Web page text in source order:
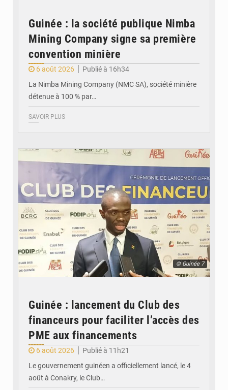
Guinée : la société publique Nimba
Mining Company signe sa première
convention minière
6 août 2026
Publié à 16h34
La Nimba Mining Company (NMC SA), société minière
détenue à 100 % par…
SAVOIR PLUS
© Guinée 7
Guinée : lancement du Club des
financeurs pour faciliter l’accès des
PME aux financements
6 août 2026
Publié à 11h21
Le gouvernement guinéen a officiellement lancé, le 4
août à Conakry, le Club…